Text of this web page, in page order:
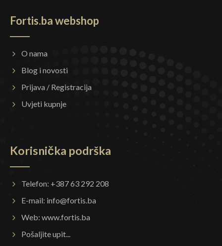
Fortis.ba webshop
O nama
Blog i novosti
Prijava / Registracija
Uvjeti kupnje
Korisnička podrška
Telefon: +387 63 292 208
E-mail: info@fortis.ba
Web: www.fortis.ba
Pošaljite upit...